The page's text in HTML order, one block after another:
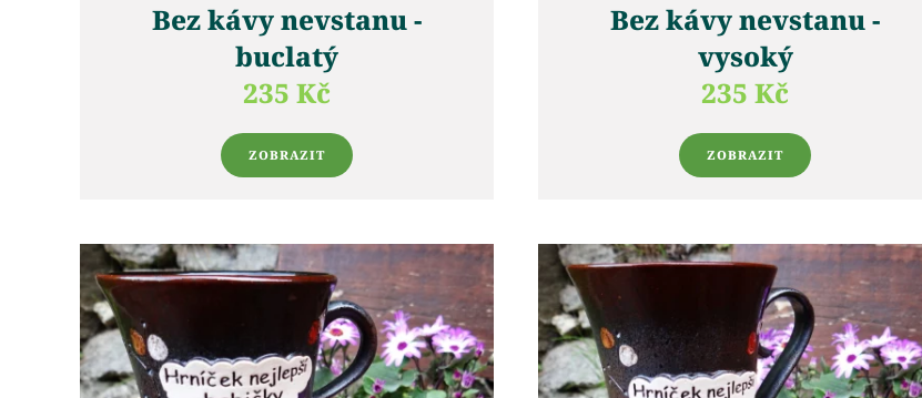
Bez kávy nevstanu -
buclatý
235 Kč
ZOBRAZIT
Bez kávy nevstanu -
vysoký
235 Kč
ZOBRAZIT